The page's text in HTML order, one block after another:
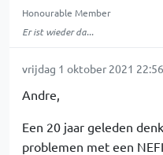
Honourable Member
Er ist wieder da...
vrijdag 1 oktober 2021
Andre,
Een 20 jaar geleden
problemen met een